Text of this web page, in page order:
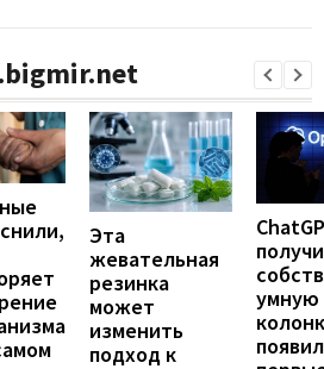
Эта
жевательная
резинка
может
изменить
подход к
умную